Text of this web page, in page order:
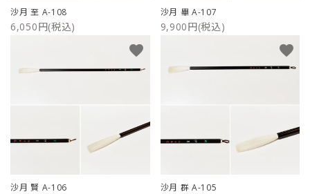
沙月 至 A-108
6,050円(税込)
沙月 畢 A-107
9,900円(税込)
沙月 賢 A-106
favorite
沙月 群 A-105
favorite